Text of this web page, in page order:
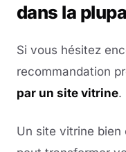
dans la
Si vous hésitez
recommandation
par un site vitrine.
Un site vitrine bien